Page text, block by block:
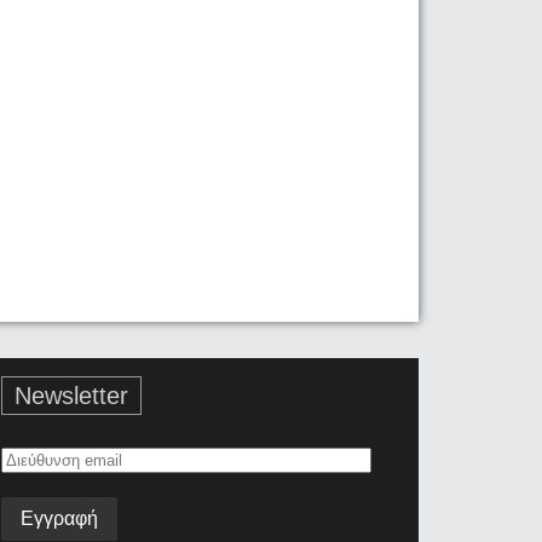
Newsletter
Διεύθυνση